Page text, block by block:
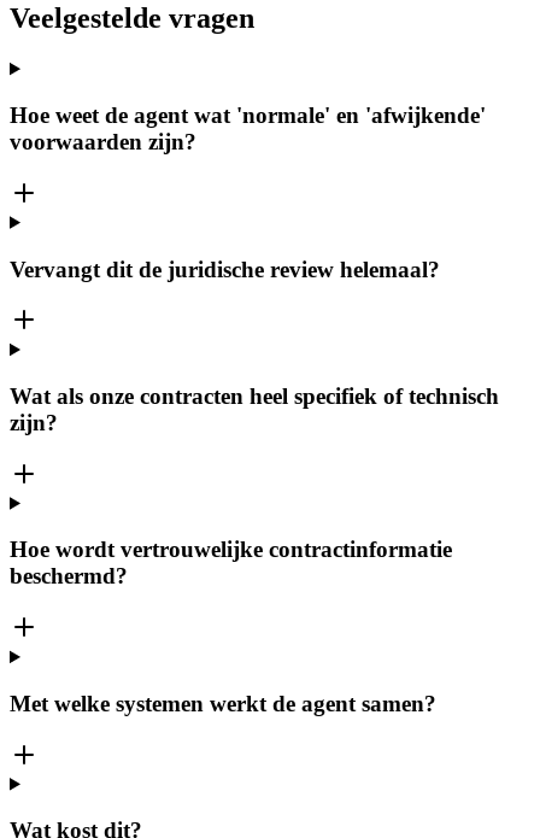
Veelgestelde vragen
Hoe weet de agent wat 'normale' en 'afwijkende'
voorwaarden zijn?
Vervangt dit de juridische review helemaal?
Wat als onze contracten heel specifiek of technisch
zijn?
Hoe wordt vertrouwelijke contractinformatie
beschermd?
Met welke systemen werkt de agent samen?
Wat kost dit?